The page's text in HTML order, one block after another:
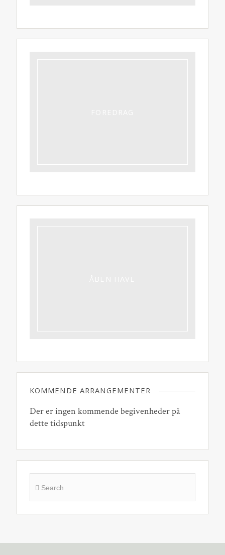
KOMMENDE ARRANGEMENTER
Der er ingen kommende begivenheder på
dette tidspunkt